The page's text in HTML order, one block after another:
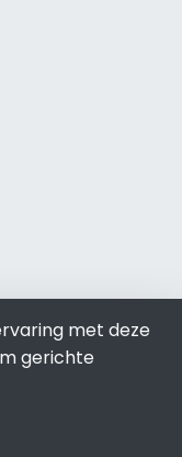
met deze
gerichte